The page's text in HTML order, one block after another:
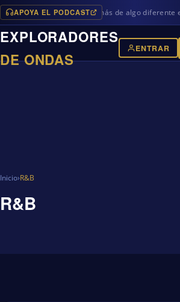
APOYA EL PODCAST
en iVoox, además de algo diferente en
EXPLORADORES
DE ONDAS
ENTRAR
Inicio›R&B
R&B